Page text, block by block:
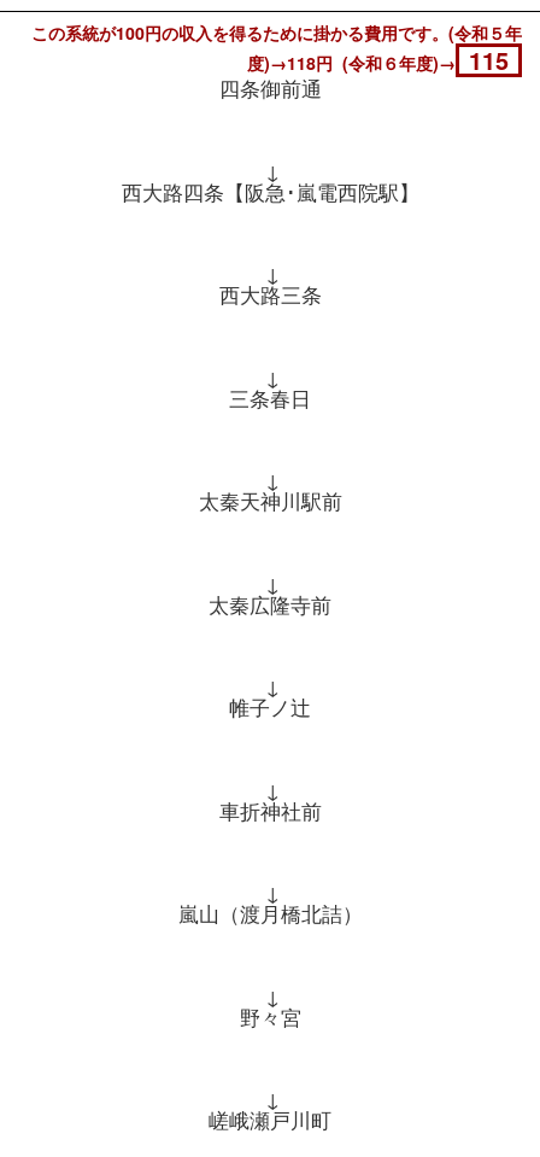
この系統が100円の収入を得るために掛かる費用です。(令和５年
度)→118円 (令和６年度)→
115
四条御前通
↓
西大路四条【阪急･嵐電西院駅】
↓
西大路三条
↓
三条春日
↓
太秦天神川駅前
↓
太秦広隆寺前
↓
帷子ノ辻
↓
車折神社前
↓
嵐山（渡月橋北詰）
↓
野々宮
↓
嵯峨瀬戸川町